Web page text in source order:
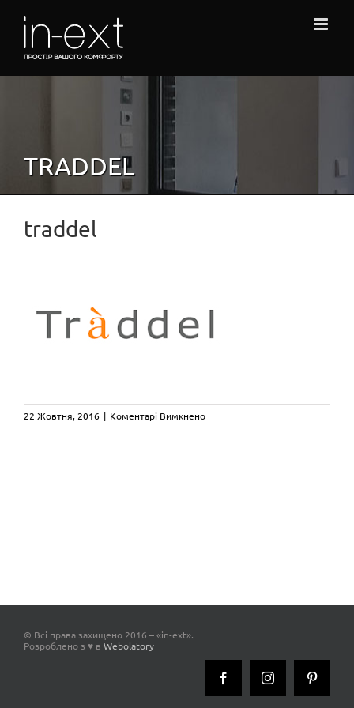
TRADDEL
traddel
22 Жовтня, 2016 | Коментарі Вимкненодо
traddel
© Всі права захищено 2016 – «in-ext».
Розроблено з ♥ в Webolatory